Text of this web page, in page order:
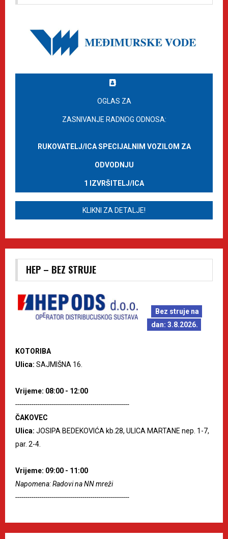
OGLAS ZA
ZASNIVANJE RADNOG ODNOSA:
RUKOVATELJ/ICA SPECIJALNIM VOZILOM ZA
ODVODNJU
1 IZVRŠITELJ/ICA
KLIKNI ZA DETALJE!
HEP – BEZ STRUJE
Bez struje na
dan: 3.8.2026.
KOTORIBA
Ulica: SAJMIŠNA 16.
Vrijeme: 08:00 - 12:00
--------------------------------------------------------
ČAKOVEC
Ulica: JOSIPA BEDEKOVIĆA kb.28, ULICA MARTANE nep. 1-7,
par. 2-4.
Vrijeme: 09:00 - 11:00
Napomena: Radovi na NN mreži
--------------------------------------------------------